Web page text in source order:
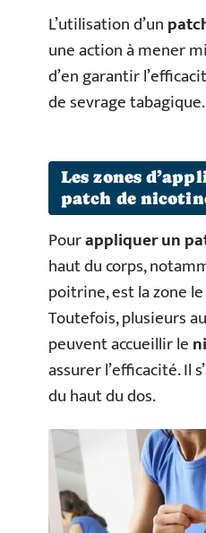
L’utilisation d’un
une action à mener
d’en garantir
de sevrage tabagique.
Les zones
patch de
Pourappliquer un
haut du corps,
poitrine, est la zone
Toutefois, plusieurs
peuvent accueillir le
assurer l’efficacité. Il
du haut du dos.